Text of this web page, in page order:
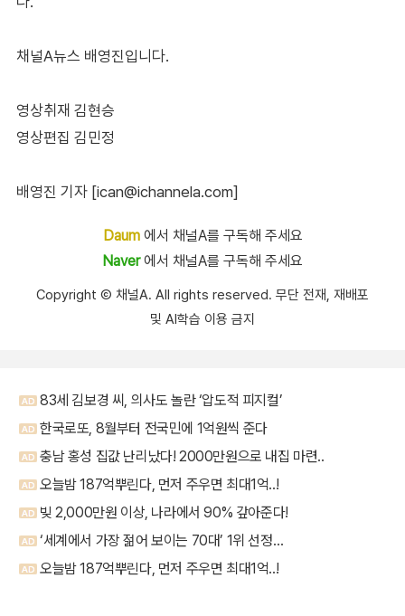
채널A뉴스 배영진입니다.
영상취재 김현승
영상편집 김민정
배영진 기자 [ican@ichannela.com]
Daum에서 채널A를 구독해 주세요
Naver에서 채널A를 구독해 주세요
Copyright Ⓒ 채널A. All rights reserved. 무단 전재, 재배포
및 AI학습 이용 금지